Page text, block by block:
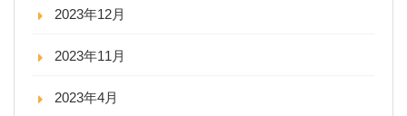
2023年12月
2023年11月
2023年4月